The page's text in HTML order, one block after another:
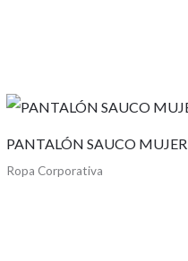
PANTALÓN SAUCO MUJER
Ropa Corporativa